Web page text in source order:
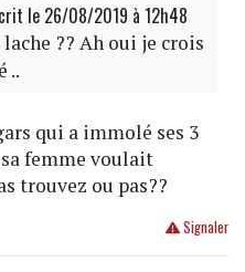
le 26/08/2019 à 12h48
?? Ah oui je crois
..
qui a immolé ses 3
sa femme voulait
trouvez ou pas??
Signaler